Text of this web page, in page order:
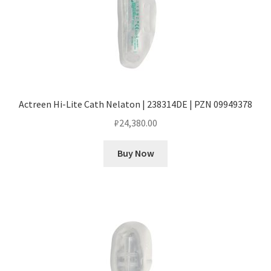
Actreen Hi-Lite Cath Nelaton | 238314DE | PZN 09949378
₽24,380.00
Buy Now